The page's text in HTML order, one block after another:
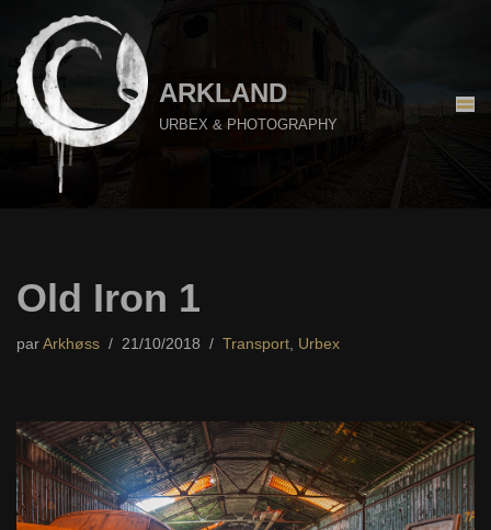
Aller
au
contenu
ARKLAND
URBEX & PHOTOGRAPHY
Old Iron 1
par Arkhøss 21/10/2018 Transport, Urbex